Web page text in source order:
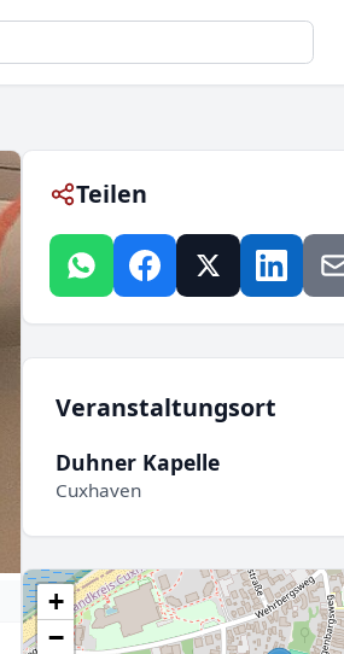
Teilen
Veranstaltungsort
Duhner Kapelle
Cuxhaven
+
−